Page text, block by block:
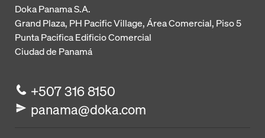
Doka Panama S.A.
Grand Plaza, PH Pacific Village, Área Comercial, Piso 5
Punta PacificaEdificio Comercial
Ciudad de Panamá
+507 316 8150
panama@doka.com